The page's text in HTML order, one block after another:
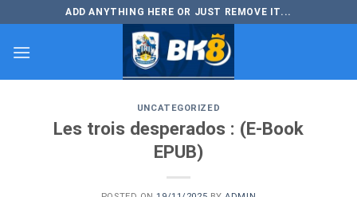
to
content
ADD ANYTHING HERE OR JUST REMOVE IT...
UNCATEGORIZED
Les trois desperados : (E-Book
EPUB)